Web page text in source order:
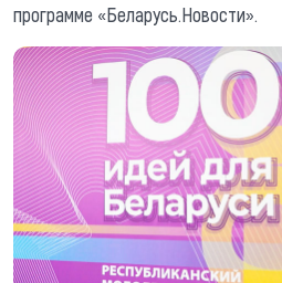
программе «Беларусь.Новости».